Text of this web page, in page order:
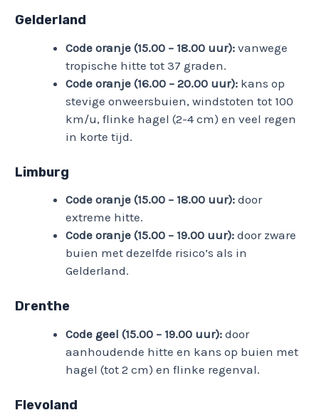
Gelderland
Code oranje (15.00 – 18.00 uur): vanwege
tropische hitte tot 37 graden.
Code oranje (16.00 – 20.00 uur): kans op
stevige onweersbuien, windstoten tot 100
km/u, flinke hagel (2-4 cm) en veel regen
in korte tijd.
Limburg
Code oranje (15.00 – 18.00 uur): door
extreme hitte.
Code oranje (15.00 – 19.00 uur): door zware
buien met dezelfde risico’s als in
Gelderland.
Drenthe
Code geel (15.00 – 19.00 uur): door
aanhoudende hitte en kans op buien met
hagel (tot 2 cm) en flinke regenval.
Flevoland